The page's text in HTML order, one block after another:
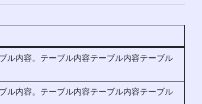
ル内容。テーブル内容テーブル内容テーブル
ル内容。テーブル内容テーブル内容テーブル